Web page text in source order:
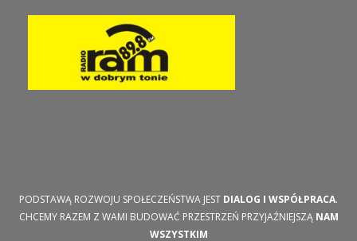
PODSTAWĄ ROZWOJU SPOŁECZEŃSTWA JEST DIALOG I WSPÓŁPRACA.
CHCEMY RAZEM Z WAMI BUDOWAĆ PRZESTRZEŃ PRZYJAŹNIEJSZĄ NAM
WSZYSTKIM